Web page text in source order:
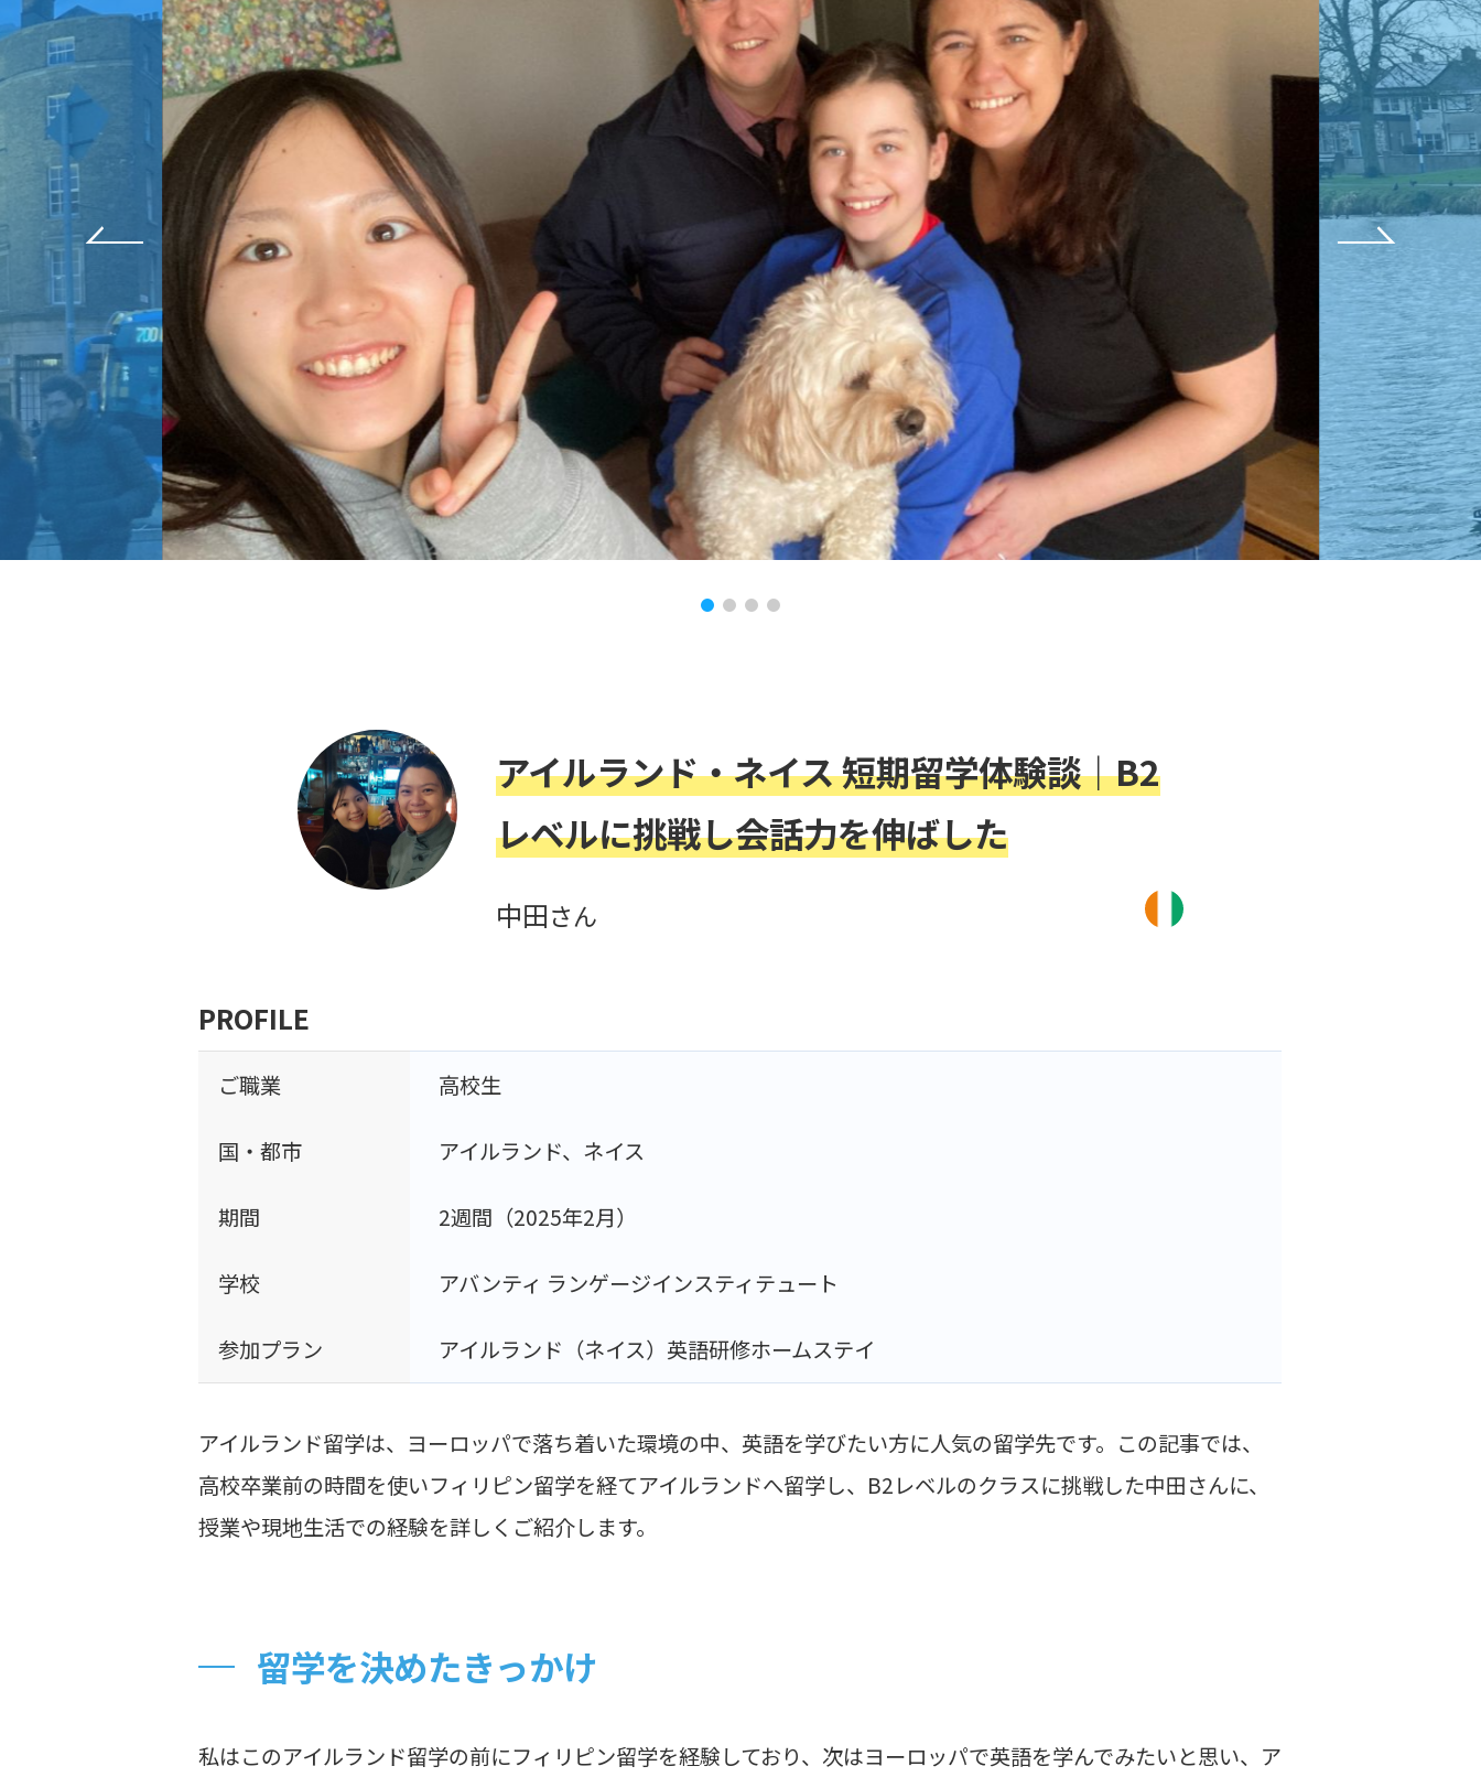
アイルランド・ネイス 短期留学体験談｜B2
レベルに挑戦し会話力を伸ばした
中田さん
PROFILE
ご職業 高校生
国・都市 アイルランド、ネイス
期間 2週間（2025年2月）
学校 アバンティ ランゲージインスティテュート
参加プラン アイルランド（ネイス）英語研修ホームステイ
アイルランド留学は、ヨーロッパで落ち着いた環境の中、英語を学びたい方に人気の留学先です。この記事では、
高校卒業前の時間を使いフィリピン留学を経てアイルランドへ留学し、B2レベルのクラスに挑戦した中田さんに、
授業や現地生活での経験を詳しくご紹介します。
留学を決めたきっかけ
私はこのアイルランド留学の前にフィリピン留学を経験しており、次はヨーロッパで英語を学んでみたいと思い、ア